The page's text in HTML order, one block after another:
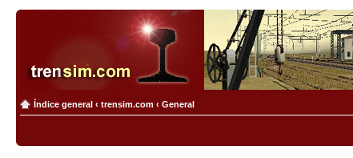
Índice general ‹ trensim.com ‹ General